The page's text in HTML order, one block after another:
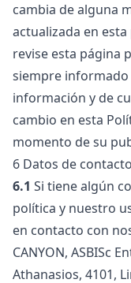
cambia de alguna
actualizada en
revise esta página
siempre
información y de
cambio en esta
momento de su
6 Datos de contacto
6.1 Si tiene algún
política y nuestro
en contacto con
CANYON, ASBISc
Athanasios, 4101,